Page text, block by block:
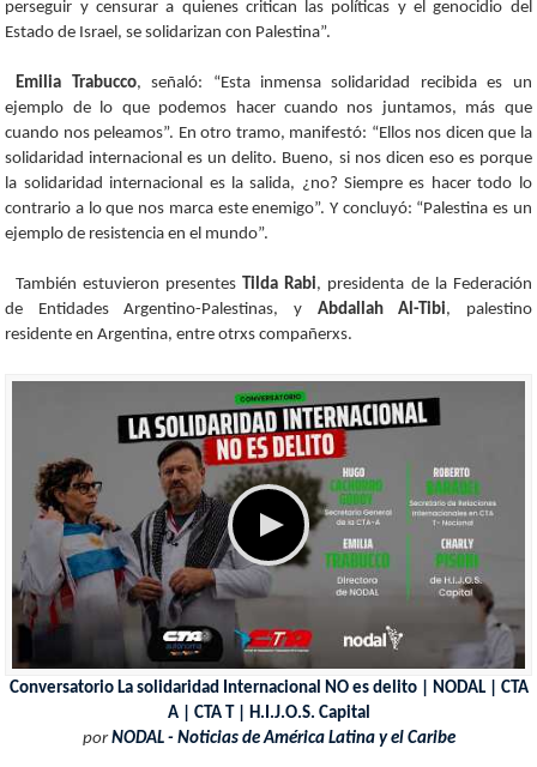
perseguir y censurar a quienes critican las políticas y el genocidio del
Estado de Israel, se solidarizan con Palestina”.
Emilia Trabucco, señaló: “Esta inmensa solidaridad recibida es un
ejemplo de lo que podemos hacer cuando nos juntamos, más que
cuando nos peleamos”. En otro tramo, manifestó: “Ellos nos dicen que la
solidaridad internacional es un delito. Bueno, si nos dicen eso es porque
la solidaridad internacional es la salida, ¿no? Siempre es hacer todo lo
contrario a lo que nos marca este enemigo”. Y concluyó: “Palestina es un
ejemplo de resistencia en el mundo”.
También estuvieron presentes Tilda Rabi, presidenta de la Federación
de Entidades Argentino-Palestinas, y Abdallah Al-Tibi, palestino
residente en Argentina, entre otrxs compañerxs.
Conversatorio La solidaridad Internacional NO es delito | NODAL | CTA
A | CTA T | H.I.J.O.S. Capital
porNODAL - Noticias de América Latina y el Caribe